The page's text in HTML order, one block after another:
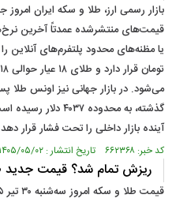
قیمت‌های منتشرشده عمدتاً آخرین
می‌شود. در بازار جهانی نیز اونس
گذشته، به محدوده
آینده بازار داخلی را تحت فشار قرار
کد خبر: ۶۶۲۳۶۸ تاریخ انتشار : ۱۴۰۵/۰۵/۰۲
ریزش تمام شد؟ قیمت جدید